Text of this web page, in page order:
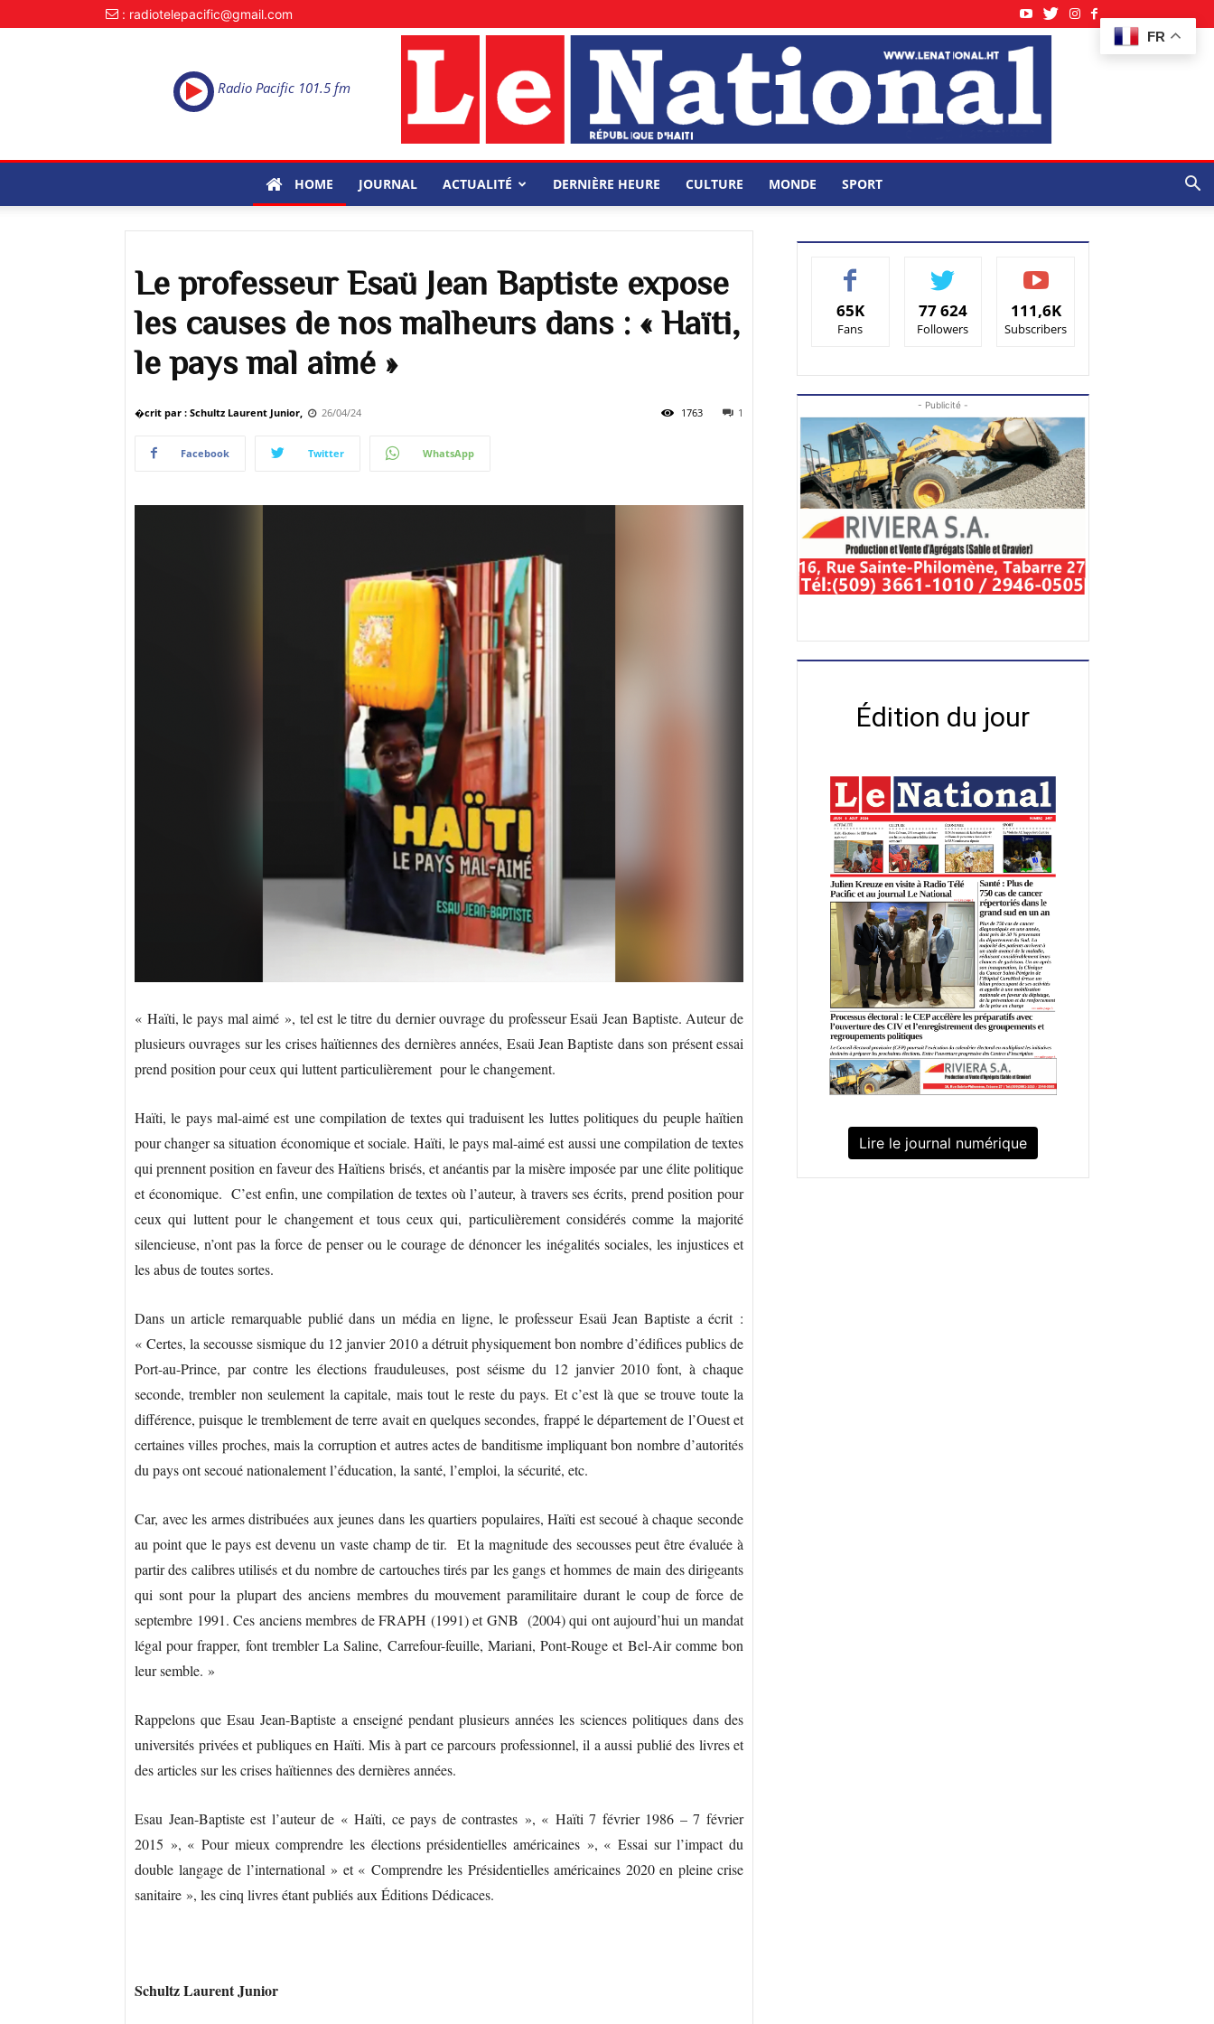
FR
: radiotelepacific@gmail.com
Radio Pacific 101.5 fm
HOME JOURNAL ACTUALITÉ DERNIÈRE HEURE CULTURE MONDE SPORT
Le professeur Esaü Jean Baptiste expose
les causes de nos malheurs dans : « Haïti,
le pays mal aimé »
�crit par : Schultz Laurent Junior, 26/04/24 1
1763
Facebook Twitter WhatsApp
« Haïti, le pays mal aimé », tel est le titre du dernier ouvrage du professeur Esaü Jean Baptiste. Auteur de
plusieurs ouvrages sur les crises haïtiennes des dernières années, Esaü Jean Baptiste dans son présent essai
prend position pour ceux qui luttent particulièrement pour le changement.
Haïti, le pays mal-aimé est une compilation de textes qui traduisent les luttes politiques du peuple haïtien
pour changer sa situation économique et sociale. Haïti, le pays mal-aimé est aussi une compilation de textes
qui prennent position en faveur des Haïtiens brisés, et anéantis par la misère imposée par une élite politique
et économique. C’est enfin, une compilation de textes où l’auteur, à travers ses écrits, prend position pour
ceux qui luttent pour le changement et tous ceux qui, particulièrement considérés comme la majorité
silencieuse, n’ont pas la force de penser ou le courage de dénoncer les inégalités sociales, les injustices et
les abus de toutes sortes.
Dans un article remarquable publié dans un média en ligne, le professeur Esaü Jean Baptiste a écrit :
« Certes, la secousse sismique du 12 janvier 2010 a détruit physiquement bon nombre d’édifices publics de
Port-au-Prince, par contre les élections frauduleuses, post séisme du 12 janvier 2010 font, à chaque
seconde, trembler non seulement la capitale, mais tout le reste du pays. Et c’est là que se trouve toute la
différence, puisque le tremblement de terre avait en quelques secondes, frappé le département de l’Ouest et
certaines villes proches, mais la corruption et autres actes de banditisme impliquant bon nombre d’autorités
du pays ont secoué nationalement l’éducation, la santé, l’emploi, la sécurité, etc.
Car, avec les armes distribuées aux jeunes dans les quartiers populaires, Haïti est secoué à chaque seconde
au point que le pays est devenu un vaste champ de tir. Et la magnitude des secousses peut être évaluée à
partir des calibres utilisés et du nombre de cartouches tirés par les gangs et hommes de main des dirigeants
qui sont pour la plupart des anciens membres du mouvement paramilitaire durant le coup de force de
septembre 1991. Ces anciens membres de FRAPH (1991) et GNB (2004) qui ont aujourd’hui un mandat
légal pour frapper, font trembler La Saline, Carrefour-feuille, Mariani, Pont-Rouge et Bel-Air comme bon
leur semble. »
Rappelons que Esau Jean-Baptiste a enseigné pendant plusieurs années les sciences politiques dans des
universités privées et publiques en Haïti. Mis à part ce parcours professionnel, il a aussi publié des livres et
des articles sur les crises haïtiennes des dernières années.
Esau Jean-Baptiste est l’auteur de « Haïti, ce pays de contrastes », « Haïti 7 février 1986 – 7 février
2015 », « Pour mieux comprendre les élections présidentielles américaines », « Essai sur l’impact du
double langage de l’international » et « Comprendre les Présidentielles américaines 2020 en pleine crise
sanitaire », les cinq livres étant publiés aux Éditions Dédicaces.
Schultz Laurent Junior
65K
Fans
77 624
Followers
111,6K
Subscribers
- Publicité -
Édition du jour
Lire le journal numérique